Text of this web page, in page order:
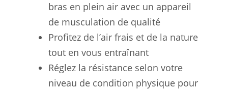
bras en plein air avec un appareil
de musculation de qualité
Profitez de l’air frais et de la nature
tout en vous entraînant
Réglez la résistance selon votre
niveau de condition physique pour